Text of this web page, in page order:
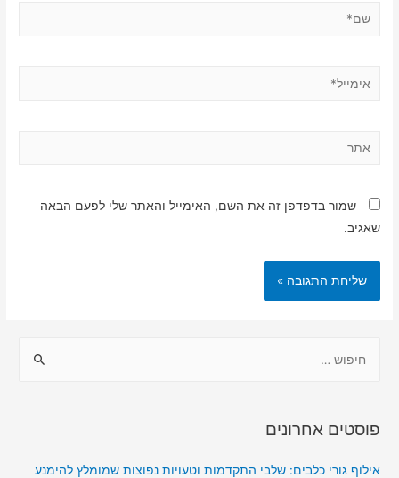
שמור בדפדפן זה את השם, האימייל והאתר שלי לפעם הבאה
שאגיב.
:
פוסטים אחרונים
אילוף גורי כלבים: שלבי התקדמות וטעויות נפוצות שמומלץ להימנע